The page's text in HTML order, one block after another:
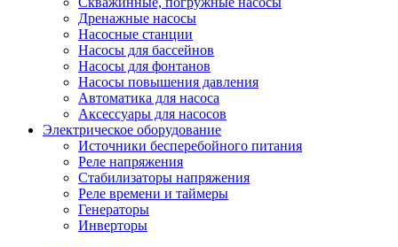
Дренажные насосы
Насосные станции
Насосы для бассейнов
Насосы для фонтанов
Насосы повышения давления
Автоматика для насоса
Аксессуары для насосов
Электрическое оборудование
Источники бесперебойного питания
Реле напряжения
Стабилизаторы напряжения
Реле времени и таймеры
Генераторы
Инверторы